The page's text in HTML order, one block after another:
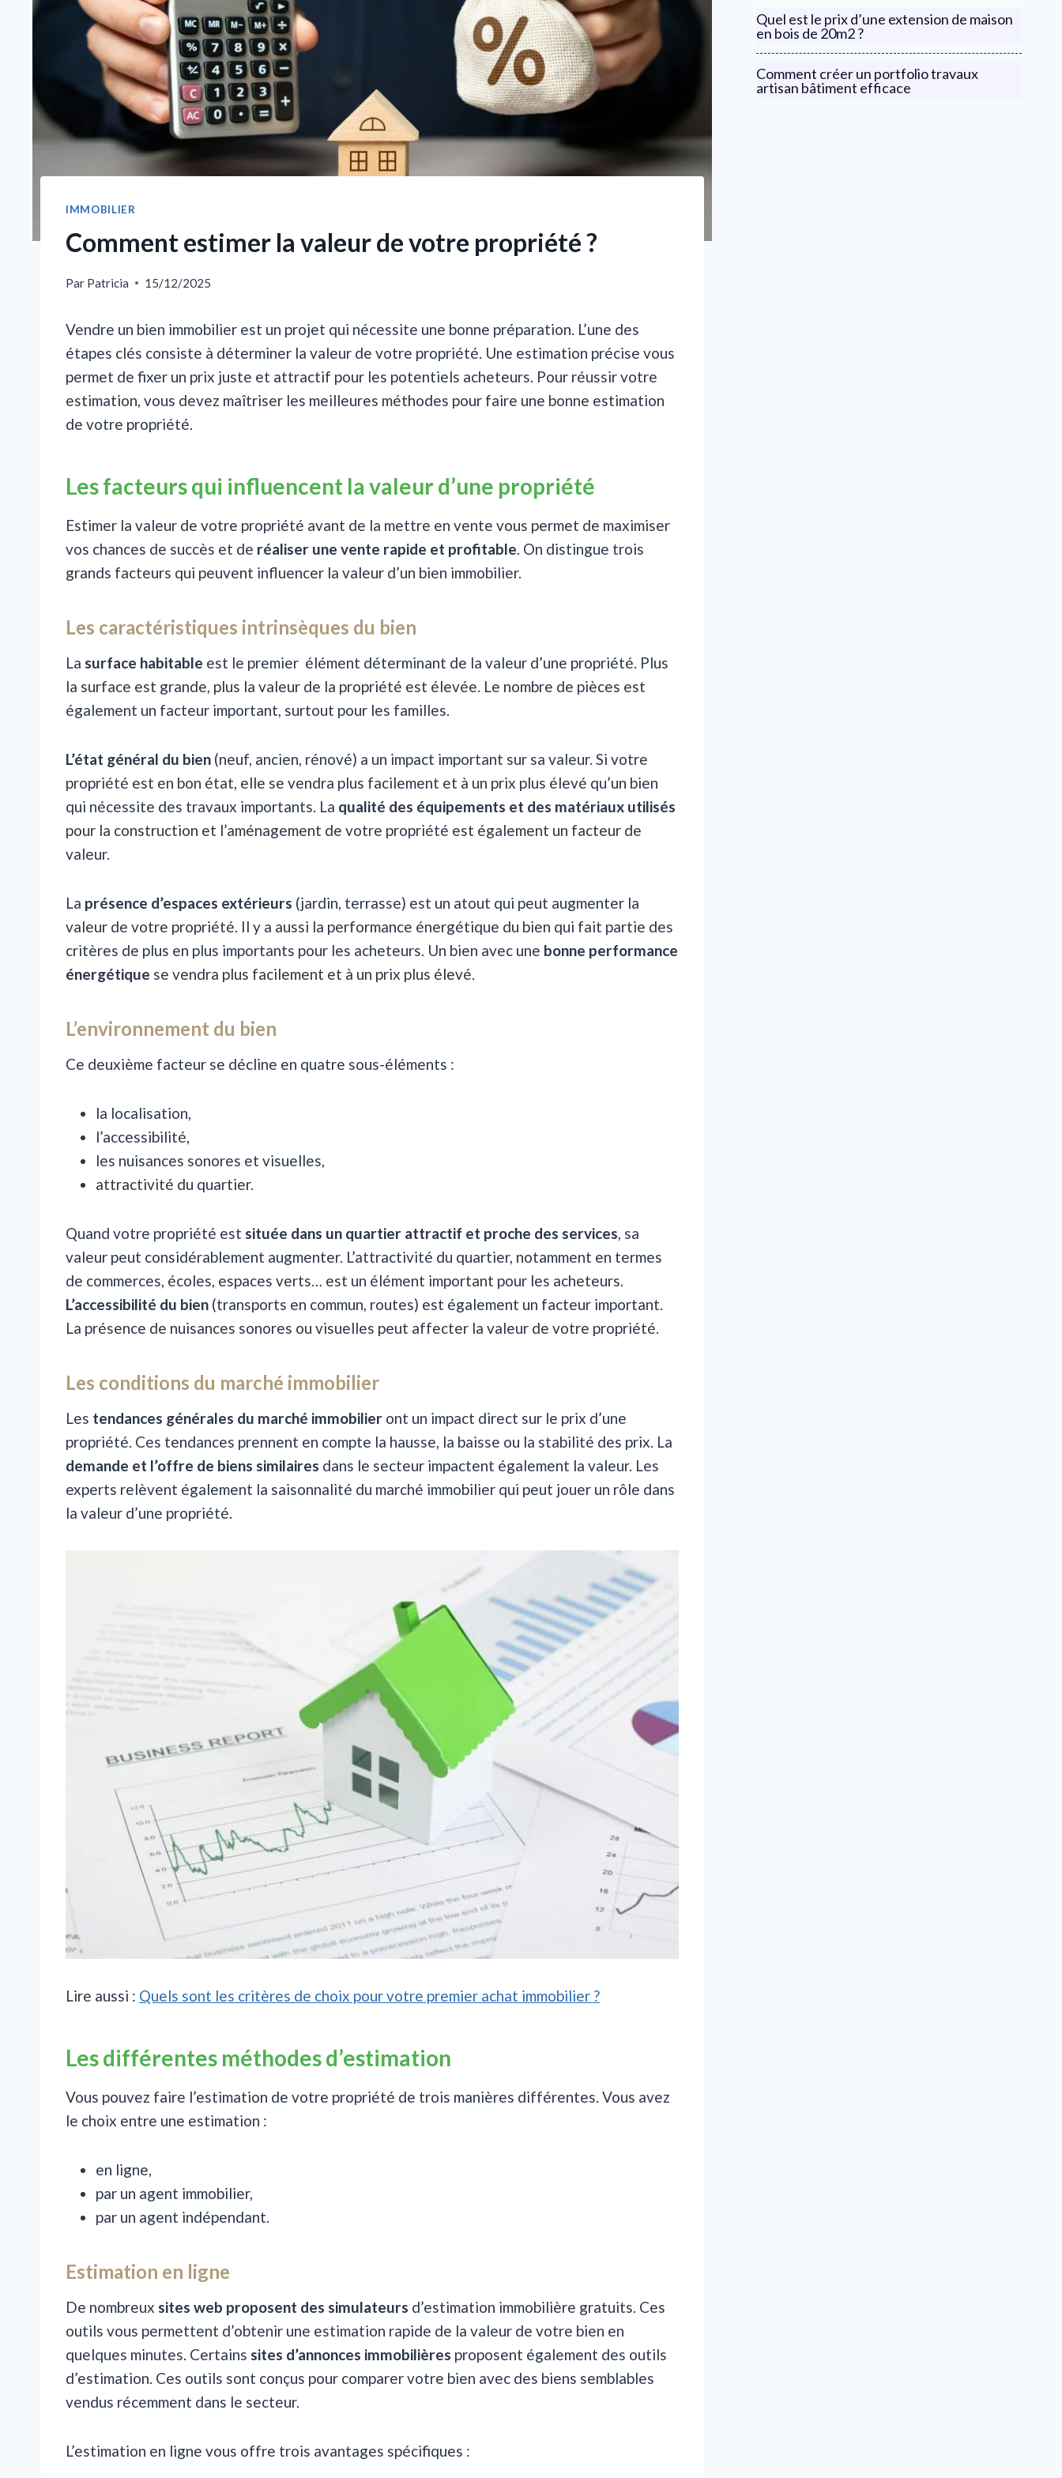
IMMOBILIER
Comment estimer la valeur de votre propriété ?
Par Patricia 15/12/2025
Vendre un bien immobilier est un projet qui nécessite une bonne préparation. L’une des
étapes clés consiste à déterminer la valeur de votre propriété. Une estimation précise vous
permet de fixer un prix juste et attractif pour les potentiels acheteurs. Pour réussir votre
estimation, vous devez maîtriser les meilleures méthodes pour faire une bonne estimation
de votre propriété.
Les facteurs qui influencent la valeur d’une propriété
Estimer la valeur de votre propriété avant de la mettre en vente vous permet de maximiser
vos chances de succès et de réaliser une vente rapide et profitable. On distingue trois
grands facteurs qui peuvent influencer la valeur d’un bien immobilier.
Les caractéristiques intrinsèques du bien
La surface habitable est le premier élément déterminant de la valeur d’une propriété. Plus
la surface est grande, plus la valeur de la propriété est élevée. Le nombre de pièces est
également un facteur important, surtout pour les familles.
L’état général du bien (neuf, ancien, rénové) a un impact important sur sa valeur. Si votre
propriété est en bon état, elle se vendra plus facilement et à un prix plus élevé qu’un bien
qui nécessite des travaux importants. La qualité des équipements et des matériaux utilisés
pour la construction et l’aménagement de votre propriété est également un facteur de
valeur.
La présence d’espaces extérieurs (jardin, terrasse) est un atout qui peut augmenter la
valeur de votre propriété. Il y a aussi la performance énergétique du bien qui fait partie des
critères de plus en plus importants pour les acheteurs. Un bien avec une bonne performance
énergétique se vendra plus facilement et à un prix plus élevé.
L’environnement du bien
Ce deuxième facteur se décline en quatre sous-éléments :
la localisation,
l’accessibilité,
les nuisances sonores et visuelles,
attractivité du quartier.
Quand votre propriété est située dans un quartier attractif et proche des services, sa
valeur peut considérablement augmenter. L’attractivité du quartier, notamment en termes
de commerces, écoles, espaces verts… est un élément important pour les acheteurs.
L’accessibilité du bien (transports en commun, routes) est également un facteur important.
La présence de nuisances sonores ou visuelles peut affecter la valeur de votre propriété.
Les conditions du marché immobilier
Les tendances générales du marché immobilier ont un impact direct sur le prix d’une
propriété. Ces tendances prennent en compte la hausse, la baisse ou la stabilité des prix. La
demande et l’offre de biens similaires dans le secteur impactent également la valeur. Les
experts relèvent également la saisonnalité du marché immobilier qui peut jouer un rôle dans
la valeur d’une propriété.
Lire aussi : Quels sont les critères de choix pour votre premier achat immobilier ?
Les différentes méthodes d’estimation
Vous pouvez faire l’estimation de votre propriété de trois manières différentes. Vous avez
le choix entre une estimation :
en ligne,
par un agent immobilier,
par un agent indépendant.
Estimation en ligne
De nombreux sites web proposent des simulateurs d’estimation immobilière gratuits. Ces
outils vous permettent d’obtenir une estimation rapide de la valeur de votre bien en
quelques minutes. Certains sites d’annonces immobilières proposent également des outils
d’estimation. Ces outils sont conçus pour comparer votre bien avec des biens semblables
vendus récemment dans le secteur.
L’estimation en ligne vous offre trois avantages spécifiques :
Quel est le prix d’une extension de maison
en bois de 20m2 ?
Comment créer un portfolio travaux
artisan bâtiment efficace